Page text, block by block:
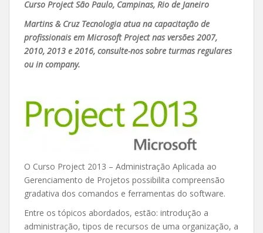
Curso Project São Paulo, Campinas, Rio de Janeiro
Martins & Cruz Tecnologia atua na capacitação de
profissionais em Microsoft Project nas versões 2007,
2010, 2013 e 2016, consulte-nos sobre turmas regulares
ou in company.
O Curso Project 2013 – Administração Aplicada ao
Gerenciamento de Projetos possibilita compreensão
gradativa dos comandos e ferramentas do software.
Entre os tópicos abordados, estão: introdução a
administração, tipos de recursos de uma organização, a